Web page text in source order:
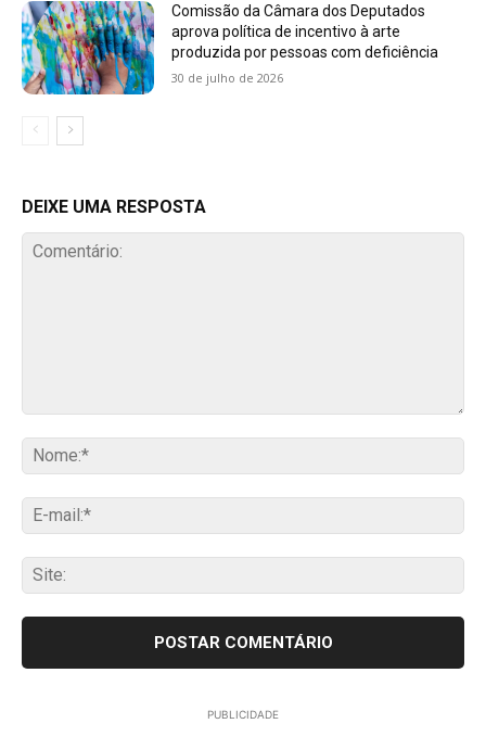
Comissão da Câmara dos Deputados
aprova política de incentivo à arte
produzida por pessoas com deficiência
30 de julho de 2026
DEIXE UMA RESPOSTA
PUBLICIDADE